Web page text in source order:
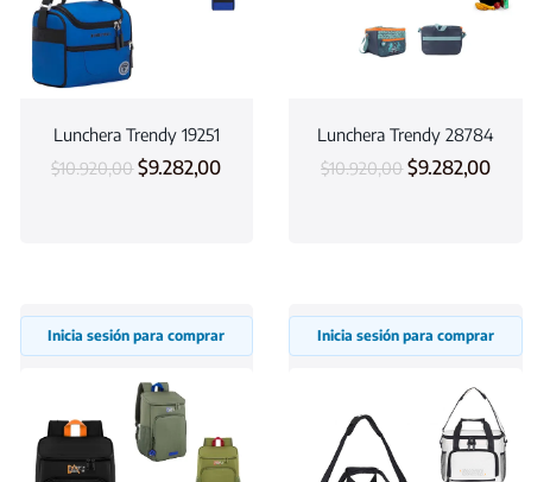
Lunchera Trendy 19251
$10.920,00 $9.282,00
Lunchera Trendy 28784
$10.920,00 $9.282,00
Inicia sesión para comprar Inicia sesión para comprar